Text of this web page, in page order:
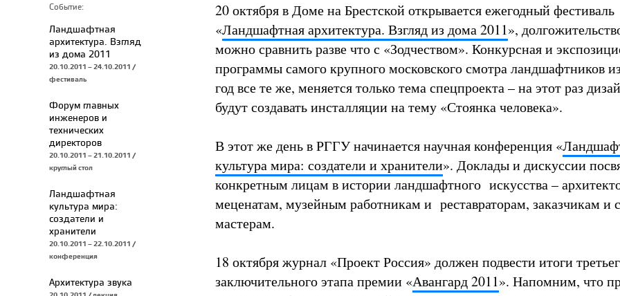
Событие:
Ландшафтная
архитектура. Взгляд
из дома 2011
20.10.2011 – 24.10.2011 /
фестиваль
Форум главных
инженеров и
технических
директоров
20.10.2011 – 21.10.2011 /
круглый стол
Ландшафтная
культура мира:
создатели и
хранители
20.10.2011 – 22.10.2011 /
конференция
Архитектура звука
20 октября в Доме на Брестской открывается ежегодный фестиваль
«Ландшафтная архитектура. Взгляд из дома 2011»,
можно сравнить разве что с «Зодчеством». Конкурсная и
программы самого крупного московского смотра ландшафтников
год все те же, меняется только тема спецпроекта – на этот раз
будут создавать инсталляции на тему «Стоянка человека».
В этот же день в РГГУ начинается научная конференция «
культура мира: создатели и хранители». Доклады и дискуссии
конкретным лицам в истории ландшафтного искусства –
меценатам, музейным работникам и реставраторам, заказчикам и
мастерам.
18 октября журнал «Проект Россия» должен подвести итоги
заключительного этапа премии «Авангард 2011». Напомним, что